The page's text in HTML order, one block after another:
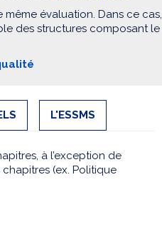
évaluation. Dans ce cas,
des structures composant le
L'ESSMS
à l’exception de
(ex. Politique